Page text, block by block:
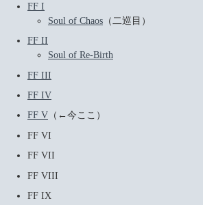
FF I
Soul of Chaos （二巡目）
FF II
Soul of Re-Birth
FF III
FF IV
FF V （←今ここ）
FF VI
FF VII
FF VIII
FF IX